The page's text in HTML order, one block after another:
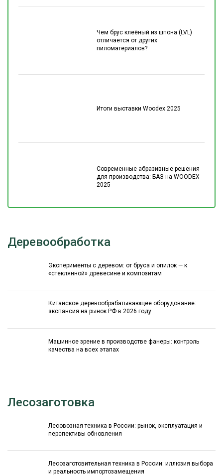
Чем брус клеёный из шпона (LVL)
отличается от других
пиломатериалов?
Итоги выставки Woodex 2025
Современные абразивные решения
для производства: БАЗ на WOODEX
2025
Деревообработка
Эксперименты с деревом: от бруса и опилок — к
«стеклянной» древесине и композитам
Китайское деревообрабатывающее оборудование:
экспансия на рынок РФ в 2026 году
Машинное зрение в производстве фанеры: контроль
качества на всех этапах
Лесозаготовка
Лесовозная техника в России: рынок, эксплуатация и
перспективы обновления
Лесозаготовительная техника в России: иллюзия выбора
и реальность импортозамещения